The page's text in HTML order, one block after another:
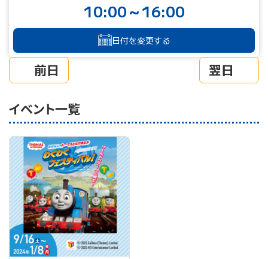
前日
10:00～16:00
日付を変更する
翌日
イベント一覧